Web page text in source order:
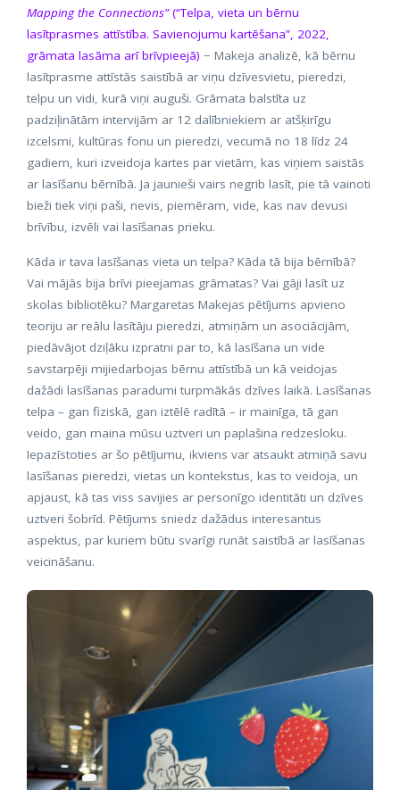
Mapping the Connections”(“Telpa, vieta un bērnu
lasītprasmes attīstība. Savienojumu kartēšana”, 2022,
grāmata lasāma arī brīvpieejā) − Makeja analizē, kā bērnu
lasītprasme attīstās saistībā ar viņu dzīvesvietu, pieredzi,
telpu un vidi, kurā viņi auguši. Grāmata balstīta uz
padziļinātām intervijām ar 12 dalībniekiem ar atšķirīgu
izcelsmi, kultūras fonu un pieredzi, vecumā no 18 līdz 24
gadiem, kuri izveidoja kartes par vietām, kas viņiem saistās
ar lasīšanu bērnībā. Ja jaunieši vairs negrib lasīt, pie tā vainoti
bieži tiek viņi paši, nevis, piemēram, vide, kas nav devusi
brīvību, izvēli vai lasīšanas prieku.
Kāda ir tava lasīšanas vieta un telpa? Kāda tā bija bērnībā?
Vai mājās bija brīvi pieejamas grāmatas? Vai gāji lasīt uz
skolas bibliotēku? Margaretas Makejas pētījums apvieno
teoriju ar reālu lasītāju pieredzi, atmiņām un asociācijām,
piedāvājot dziļāku izpratni par to, kā lasīšana un vide
savstarpēji mijiedarbojas bērnu attīstībā un kā veidojas
dažādi lasīšanas paradumi turpmākās dzīves laikā. Lasīšanas
telpa – gan fiziskā, gan iztēlē radītā – ir mainīga, tā gan
veido, gan maina mūsu uztveri un paplašina redzesloku.
Iepazīstoties ar šo pētījumu, ikviens var atsaukt atmiņā savu
lasīšanas pieredzi, vietas un kontekstus, kas to veidoja, un
apjaust, kā tas viss savijies ar personīgo identitāti un dzīves
uztveri šobrīd. Pētījums sniedz dažādus interesantus
aspektus, par kuriem būtu svarīgi runāt saistībā ar lasīšanas
veicināšanu.